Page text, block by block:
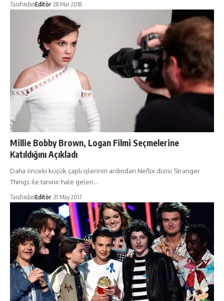
TarafındanEditör 28 Mar 2018
Millie Bobby Brown, Logan Filmi Seçmelerine
Katıldığını Açıkladı
Daha önceki küçük çaplı işlerinin ardından Neflix dizisi Stranger
Things ile tanınır hale gelen…
TarafındanEditör 31 May 2017